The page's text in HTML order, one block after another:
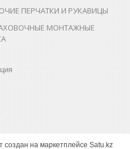
ПЕРЧАТКИ И РУКАВИЦЫ
МОНТАЖНЫЕ
создан на маркетплейсе Satu.kz